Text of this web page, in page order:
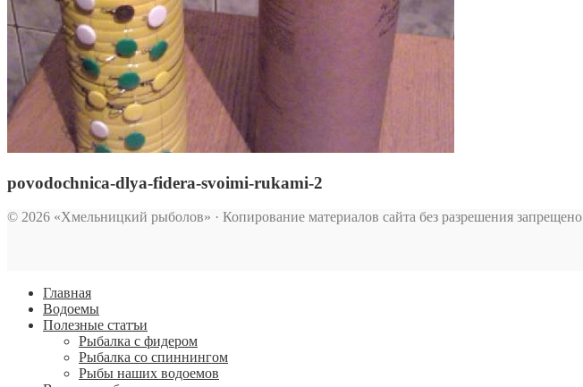
povodochnica-dlya-fidera-svoimi-rukami-2
© 2026 «Хмельницкий рыболов» · Копирование материалов сайта без разрешения запрещено
Главная
Водоемы
Полезные статъи
Рыбалка с фидером
Рыбалка со спиннингом
Рыбы наших водоемов